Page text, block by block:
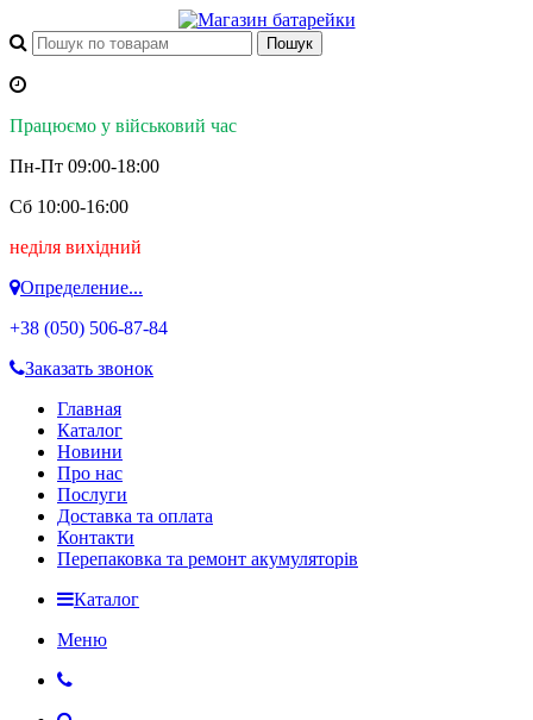
Працюємо у військовий час
Пн-Пт 09:00-18:00
Сб 10:00-16:00
неділя вихідний
Определение...
+38 (050) 506-87-84
Заказать звонок
Главная
Каталог
Новини
Про нас
Послуги
Доставка та оплата
Контакти
Перепаковка та ремонт акумуляторів
Каталог
Меню